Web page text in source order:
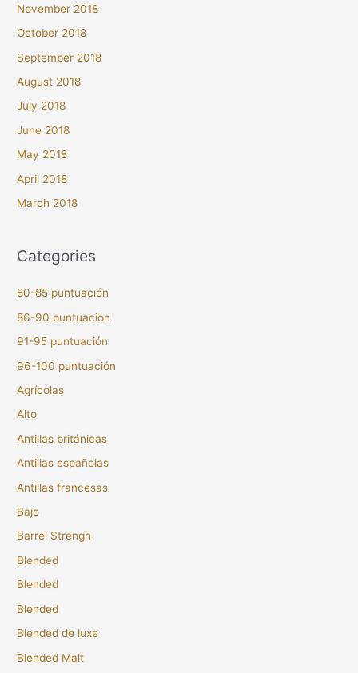
November 2018
October 2018
September 2018
August 2018
July 2018
June 2018
May 2018
April 2018
March 2018
Categories
80-85 puntuación
86-90 puntuación
91-95 puntuación
96-100 puntuación
Agrícolas
Alto
Antillas británicas
Antillas españolas
Antillas francesas
Bajo
Barrel Strengh
Blended
Blended
Blended
Blended de luxe
Blended Malt